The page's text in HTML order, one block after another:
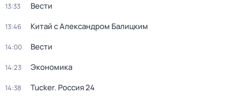
13:33 Вести
13:46 Китай с Александром Балицким
14:00 Вести
14:23 Экономика
14:38 Tucker. Россия 24